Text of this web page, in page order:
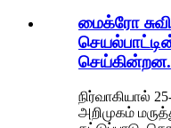
மைக்ரோ
செய்கின்றன.
நிர்வாகியால்
அறிமுகம்